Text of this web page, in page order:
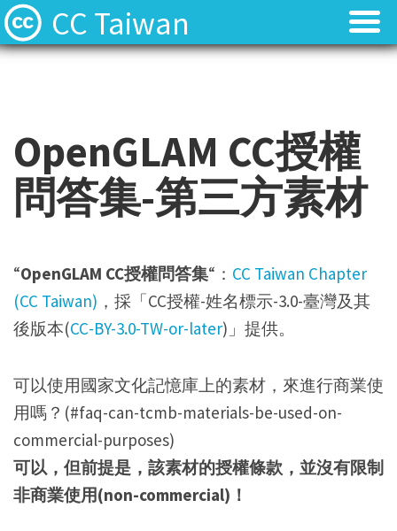
CC Taiwan
OpenGLAM CC授權
問答集-第三方素材
“OpenGLAM CC授權問答集“： CC Taiwan Chapter
(CC Taiwan) ，採「CC授權-姓名標示-3.0-臺灣及其
後版本(CC-BY-3.0-TW-or-later)」提供。
可以使用國家文化記憶庫上的素材，來進行商業使
用嗎？(#faq-can-tcmb-materials-be-used-on-
commercial-purposes)
可以，但前提是，該素材的授權條款，並沒有限制
非商業使用(non-commercial)！